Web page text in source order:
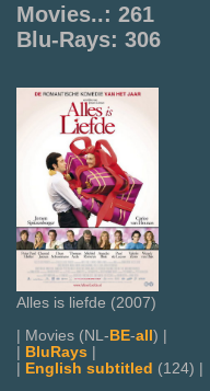
Movies..: 261
Blu-Rays: 306
Alles is liefde (2007)
| Movies (NL-BE-all) |
| BluRays |
| English subtitled (124) |